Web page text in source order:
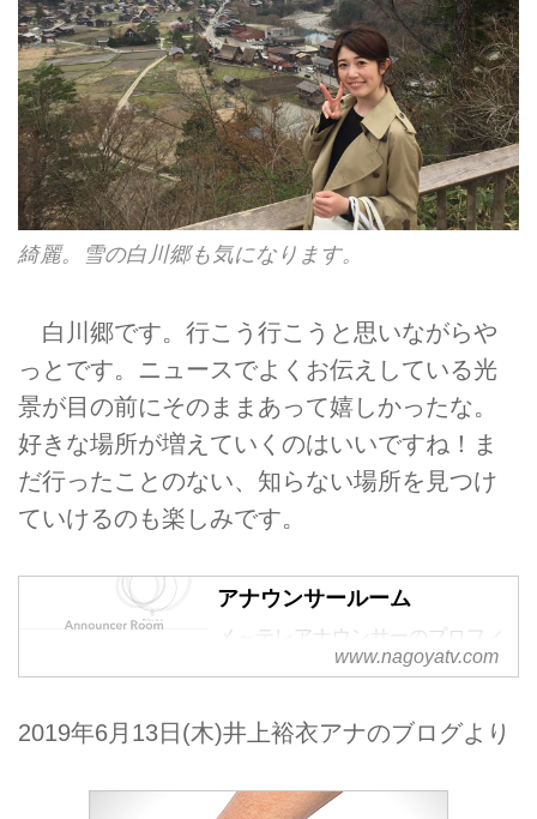
綺麗。雪の白川郷も気になります。
白川郷です。行こう行こうと思いながらや
っとです。ニュースでよくお伝えしている光
景が目の前にそのままあって嬉しかったな。
好きな場所が増えていくのはいいですね！ま
だ行ったことのない、知らない場所を見つけ
ていけるのも楽しみです。
アナウンサールーム
メ～テレアナウンサーのプロフィ
ールページです。www.nagoyatv.com
2019年6月13日(木)井上裕衣アナのブログより